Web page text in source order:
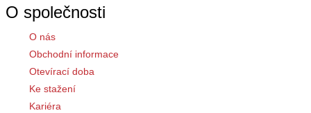
O společnosti
O nás
Obchodní informace
Otevírací doba
Ke stažení
Kariéra